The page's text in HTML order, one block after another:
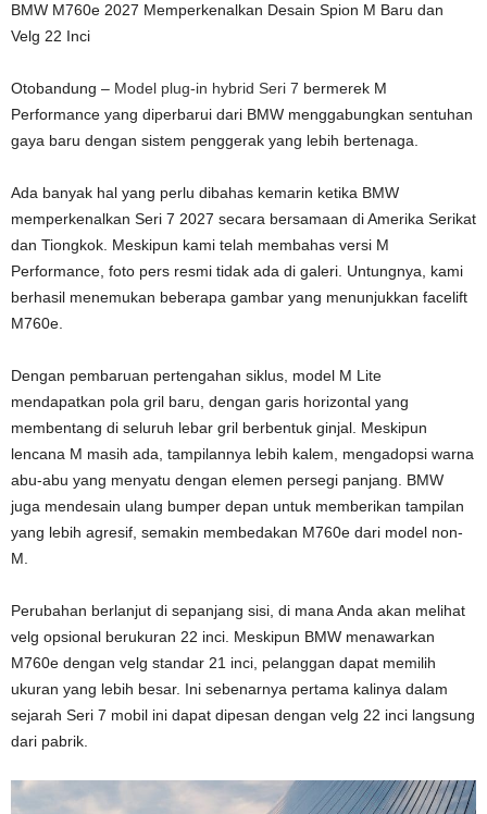
BMW M760e 2027 Memperkenalkan Desain Spion M Baru dan
Velg 22 Inci
Otobandung – Model plug-in hybrid Seri 7 bermerek M
Performance yang diperbarui dari BMW menggabungkan sentuhan
gaya baru dengan sistem penggerak yang lebih bertenaga.
Ada banyak hal yang perlu dibahas kemarin ketika BMW
memperkenalkan Seri 7 2027 secara bersamaan di Amerika Serikat
dan Tiongkok. Meskipun kami telah membahas versi M
Performance, foto pers resmi tidak ada di galeri. Untungnya, kami
berhasil menemukan beberapa gambar yang menunjukkan facelift
M760e.
Dengan pembaruan pertengahan siklus, model M Lite
mendapatkan pola gril baru, dengan garis horizontal yang
membentang di seluruh lebar gril berbentuk ginjal. Meskipun
lencana M masih ada, tampilannya lebih kalem, mengadopsi warna
abu-abu yang menyatu dengan elemen persegi panjang. BMW
juga mendesain ulang bumper depan untuk memberikan tampilan
yang lebih agresif, semakin membedakan M760e dari model non-
M.
Perubahan berlanjut di sepanjang sisi, di mana Anda akan melihat
velg opsional berukuran 22 inci. Meskipun BMW menawarkan
M760e dengan velg standar 21 inci, pelanggan dapat memilih
ukuran yang lebih besar. Ini sebenarnya pertama kalinya dalam
sejarah Seri 7 mobil ini dapat dipesan dengan velg 22 inci langsung
dari pabrik.